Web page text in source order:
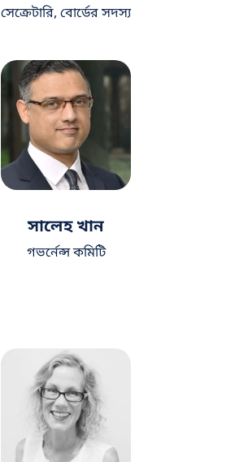
সেক্রেটারি, বোর্ডের সদস্য
সালেহ খান
গভর্নেন্স কমিটি